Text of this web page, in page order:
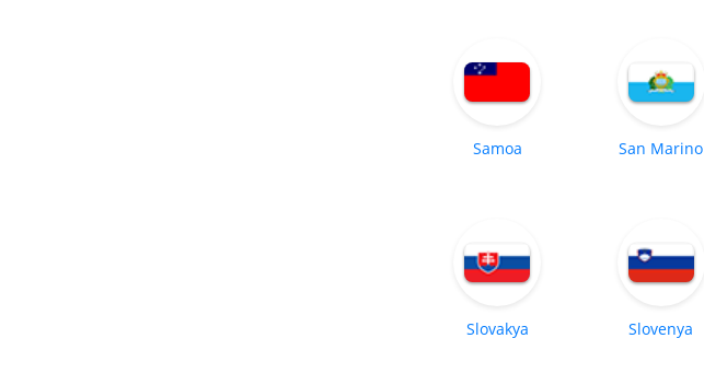
Samoa San Marino
Slovakya Slovenya